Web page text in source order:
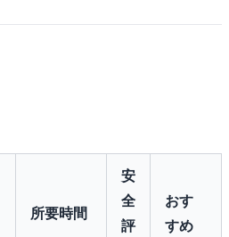
所要時間
安
全
評
おす
すめ